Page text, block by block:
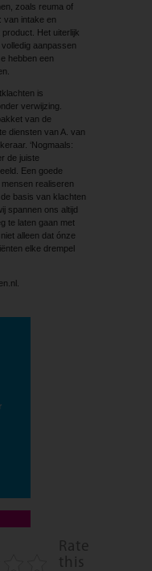
zoals reuma of
van intake en
Het uiterlijk
aanpassen
hebben een
is
verwijzing.
van de
diensten van A. van
‘Nogmaals:
de juiste
Een goede
realiseren
basis van klachten
spannen ons altijd
te laten gaan met
alleen dat ónze
elke drempel
Rate
this